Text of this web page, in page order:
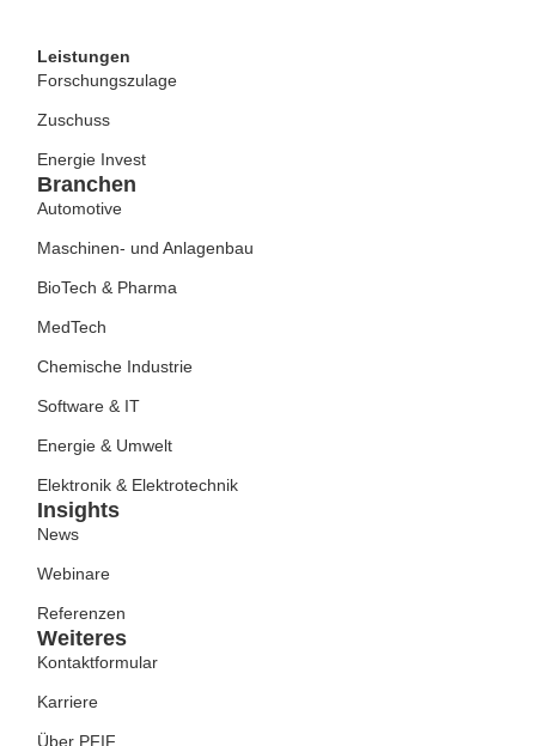
Leistungen
Forschungszulage
Zuschuss
Energie Invest
Branchen
Automotive
Maschinen- und Anlagenbau
BioTech & Pharma
MedTech
Chemische Industrie
Software & IT
Energie & Umwelt
Elektronik & Elektrotechnik
Insights
News
Webinare
Referenzen
Weiteres
Kontaktformular
Karriere
Über PFIF